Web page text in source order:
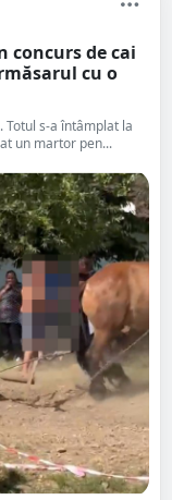
concurs de cai
cu o
s-a întâmplat la
un martor pen...